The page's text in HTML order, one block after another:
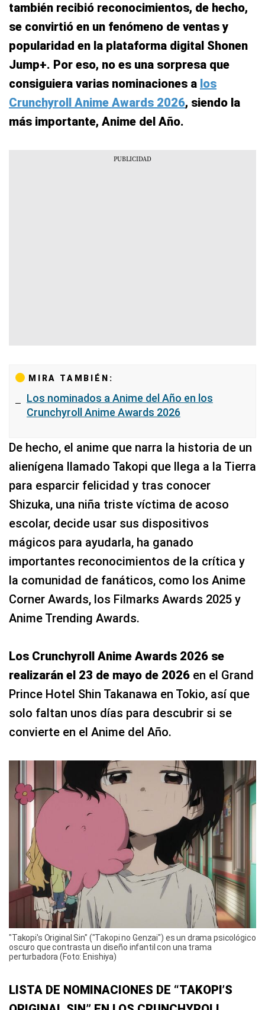
también recibió reconocimientos, de hecho,
se convirtió en un fenómeno de ventas y
popularidad en la plataforma digital Shonen
Jump+. Por eso, no es una sorpresa que
consiguiera varias nominaciones a los
Crunchyroll Anime Awards 2026, siendo la
más importante, Anime del Año.
MIRA TAMBIÉN:
Los nominados a Anime del Año en los
Crunchyroll Anime Awards 2026
De hecho, el anime que narra la historia de un
alienígena llamado Takopi que llega a la Tierra
para esparcir felicidad y tras conocer
Shizuka, una niña triste víctima de acoso
escolar, decide usar sus dispositivos
mágicos para ayudarla, ha ganado
importantes reconocimientos de la crítica y
la comunidad de fanáticos, como los Anime
Corner Awards, los Filmarks Awards 2025 y
Anime Trending Awards.
Los Crunchyroll Anime Awards 2026 se
realizarán el 23 de mayo de 2026 en el Grand
Prince Hotel Shin Takanawa en Tokio, así que
solo faltan unos días para descubrir si se
convierte en el Anime del Año.
"Takopi's Original Sin" ("Takopi no Genzai") es un drama psicológico
oscuro que contrasta un diseño infantil con una trama
perturbadora (Foto: Enishiya)
LISTA DE NOMINACIONES DE “TAKOPI’S